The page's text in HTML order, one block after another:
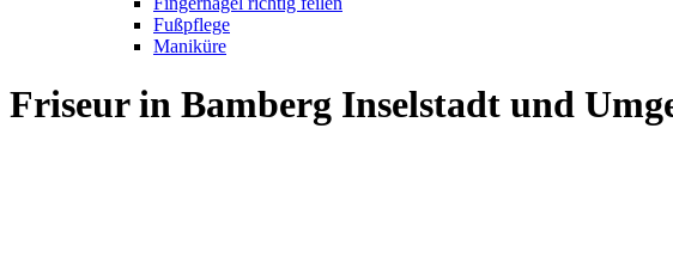
Fußpflege
Maniküre
Friseur in Bamberg Inselstadt und